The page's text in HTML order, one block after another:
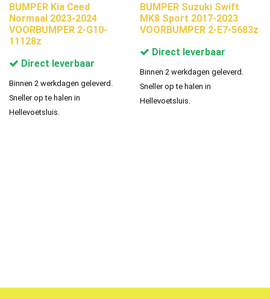
BUMPER Kia Ceed
Normaal 2023-2024
VOORBUMPER 2-G10-
11128z
Direct leverbaar
Binnen 2 werkdagen geleverd.
Sneller op te halen in
Hellevoetsluis.
BUMPER Suzuki Swift
MK8 Sport 2017-2023
VOORBUMPER 2-E7-5683z
Direct leverbaar
Binnen 2 werkdagen geleverd.
Sneller op te halen in
Hellevoetsluis.